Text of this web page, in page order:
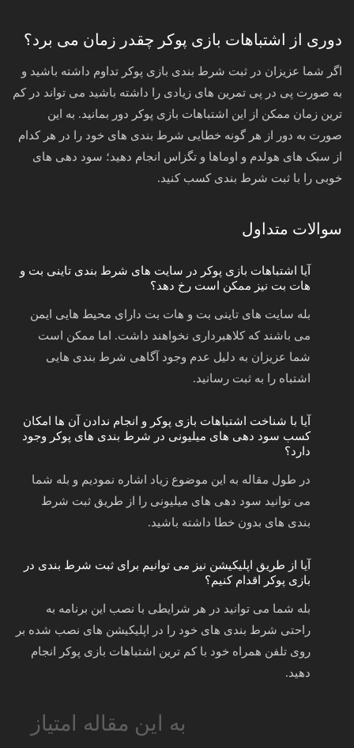
دوری از اشتباهات بازی پوکر چقدر زمان می برد؟
اگر شما عزیزان در ثبت شرط بندی بازی پوکر تداوم داشته باشید و
به صورت پی در پی تمرین های زیادی را داشته باشید می تواند در کم
ترین زمان ممکن از این اشتباهات بازی پوکر دور بمانید. به این
صورت به دور از هر گونه خطایی شرط بندی های خود را در هر کدام
از سبک های هولدم و اوماها و تگزاس انجام دهید؛ سود دهی های
خوبی را با ثبت شرط بندی کسب کنید.
سوالات متداول
آیا اشتباهات بازی پوکر در سایت های شرط بندی تاینی بت و
هات بت نیز ممکن است رخ دهد؟
بله سایت های تاینی بت و هات بت دارای محیط هایی ایمن
می باشند که کلاهبرداری نخواهند داشت. اما ممکن است
شما عزیزان به دلیل عدم وجود آگاهی شرط بندی هایی
اشتباه را به ثبت رسانید.
آیا با شناخت اشتباهات بازی پوکر و انجام ندادن آن ها امکان
کسب سود دهی های میلیونی در شرط بندی های پوکر وجود
دارد؟
در طول مقاله به این موضوع زیاد اشاره نمودیم و بله شما
می توانید سود دهی های میلیونی را از طریق ثبت شرط
بندی های بدون خطا داشته باشید.
آیا از طریق اپلیکیشن نیز می توانیم برای ثبت شرط بندی در
بازی پوکر اقدام کنیم؟
بله شما می توانید در هر شرایطی با نصب این برنامه به
راحتی شرط بندی های خود را در اپلیکیشن های نصب شده بر
روی تلفن همراه خود با کم ترین اشتباهات بازی پوکر انجام
دهید.
به این مقاله امتیاز